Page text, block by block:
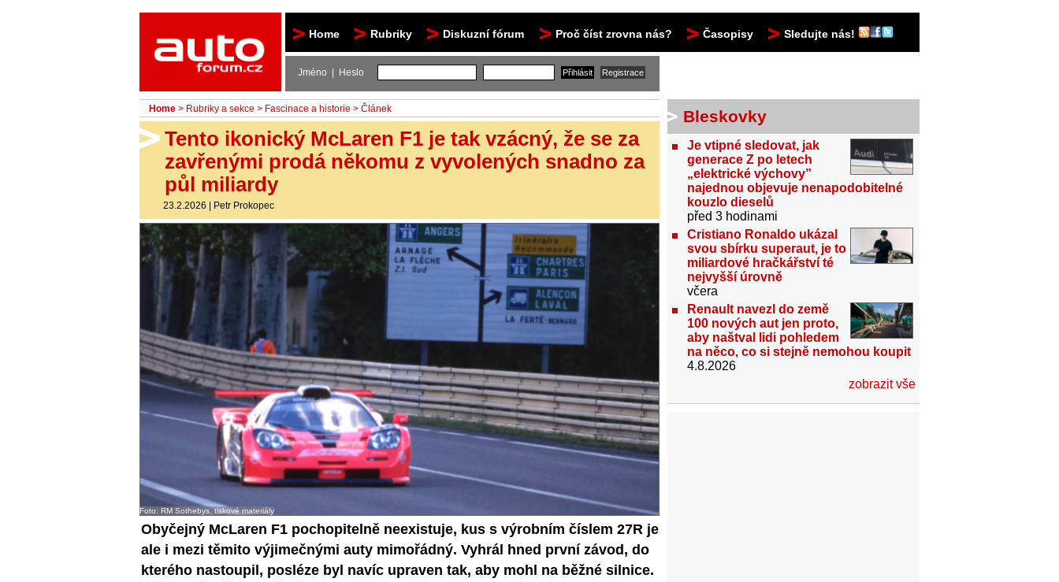
Home Rubriky Diskuzní fórum Proč číst zrovna nás? Časopisy Sledujte nás!
Jméno | Heslo
Home > Rubriky a sekce > Fascinace a historie > Článek
Tento ikonický McLaren F1 je tak vzácný, že se za
zavřenými prodá někomu z vyvolených snadno za
půl miliardy
23.2.2026 | Petr Prokopec
Foto: RM Sothebys, tiskové materiály
Obyčejný McLaren F1 pochopitelně neexistuje, kus s výrobním číslem 27R je
ale i mezi těmito výjimečnými auty mimořádný. Vyhrál hned první závod, do
kterého nastoupil, posléze byl navíc upraven tak, aby mohl na běžné silnice.
Bleskovky
Je vtipné sledovat, jak
generace Z po letech
„elektrické výchovy”
najednou objevuje nenapodobitelné
kouzlo dieselů
před 3 hodinami
Cristiano Ronaldo ukázal
svou sbírku superaut, je to
miliardové hračkářství té
nejvyšší úrovně
včera
Renault navezl do země
100 nových aut jen proto,
aby naštval lidi pohledem
na něco, co si stejně nemohou koupit
4.8.2026
zobrazit vše